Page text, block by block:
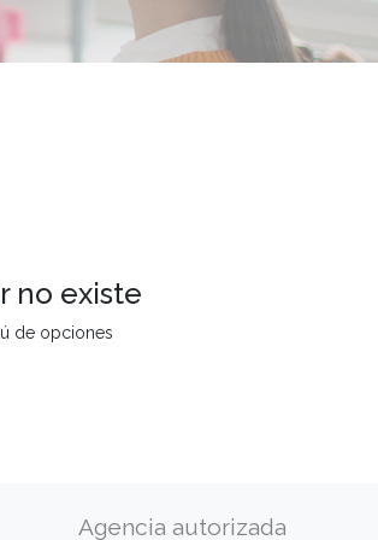
no existe
de opciones
Agencia autorizada